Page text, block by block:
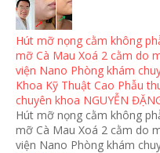
Hút mỡ nọng cằm không
mỡ Cà Mau Xoá 2 cằm do
viện Nano Phòng khám
Khoa Kỹ Thuật Cao Phẫu
chuyên khoa NGUYỄN
Hút mỡ nọng cằm không
mỡ Cà Mau Xoá 2 cằm do
viện Nano Phòng khám